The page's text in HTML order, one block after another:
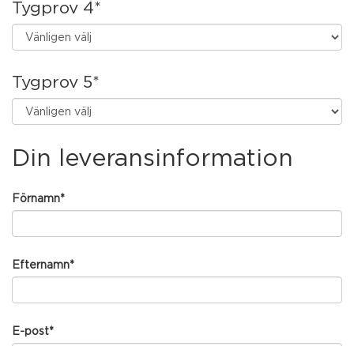
Tygprov 4*
Tygprov 5*
Din leveransinformation
Förnamn*
Efternamn*
E-post*